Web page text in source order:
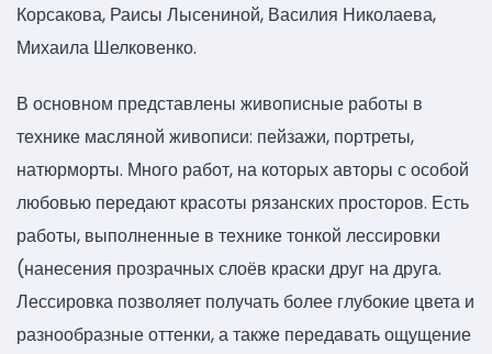
Корсакова, Раисы Лысениной, Василия Николаева,
Михаила Шелковенко.
В основном представлены живописные работы в
технике масляной живописи: пейзажи, портреты,
натюрморты. Много работ, на которых авторы с особой
любовью передают красоты рязанских просторов. Есть
работы, выполненные в технике тонкой лессировки
(нанесения прозрачных слоёв краски друг на друга.
Лессировка позволяет получать более глубокие цвета и
разнообразные оттенки, а также передавать ощущение